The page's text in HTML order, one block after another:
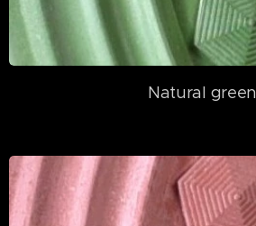
Natural green